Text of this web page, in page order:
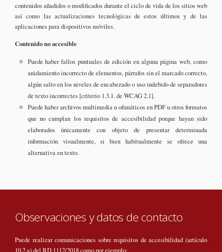
contenidos añadidos o modificados durante el ciclo de vida de los sitios web
así como las actualizaciones tecnológicas de estos últimos y de las
aplicaciones para dispositivos móviles.
Contenido no accesible
Puede haber fallos puntuales de edición en alguna página web, como
anidamiento incorrecto de elementos, párrafos sin el marcado correcto,
algún salto en los niveles de encabezado o uso indebido de separadores
de texto incorrectes [criterio 1.3.1. de WCAG 2.1].
Puede haber archivos multimedia u ofimáticos en PDF u otros formatos
que no cumplan los requisitos de accesibilidad porque hayan sido
elaborados únicamente con objeto de presentar determinada
información visualmente, si bien habitualmente se ofrece una
alternativa en texto.
Observaciones y datos de contacto
Puede realizar comunicaciones sobre requisitos de accesibilidad (artículo
10.2.a) del RD 1112/2018 como por ejemplo: